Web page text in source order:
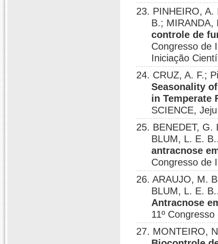
23. PINHEIRO,
B.; MIRANDA,
controle de
Congresso de
Iniciação
24. CRUZ, A. F.;
Seasonality
in Temperate
SCIENCE,
25. BENEDET,
BLUM, L. E.
antracnose
Congresso de
26. ARAUJO, M.
BLUM, L. E.
Antracnose
11º
27. MONTEIRO,